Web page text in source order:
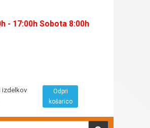
- 17:00h Sobota 8:00h
izdelkov
Odpri
košarico